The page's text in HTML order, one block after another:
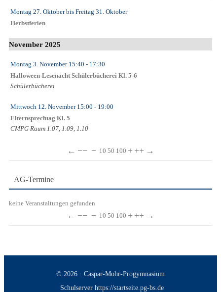
Montag 27. Oktoberbis Freitag 31. Oktober
Herbstferien
November 2025
Montag 3. November15:40 - 17:30
Halloween-Lesenacht Schülerbücherei Kl. 5-6
Schülerbücherei
Mittwoch 12. November15:00 - 19:00
Elternsprechtag Kl. 5
CMPG Raum 1.07, 1.09, 1.10
← −− − 10 50 100 + ++ →
AG-Termine
keine Veranstaltungen gefunden
← −− − 10 50 100 + ++ →
© 2026 · Caspar-Mohr-Progymnasium
Schulserver https://startseite.pg-bs.de